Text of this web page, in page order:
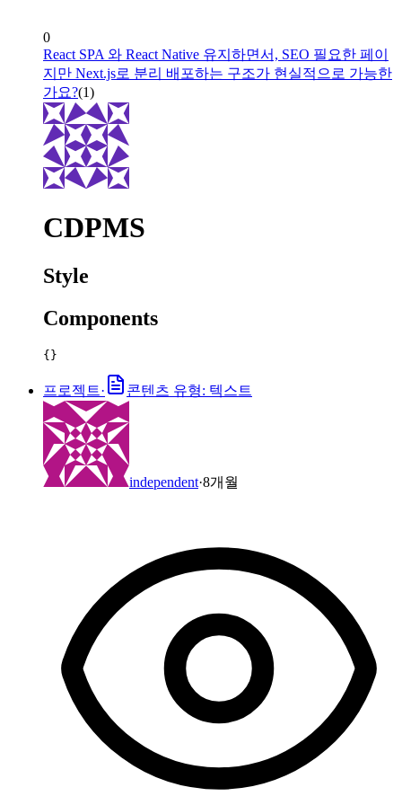
0
React SPA 와 React Native 유지하면서, SEO 필요한 페이
지만 Next.js로 분리 배포하는 구조가 현실적으로 가능한
가요?(1)
CDPMS
Style
Components
{}
프로젝트· 콘텐츠 유형: 텍스트
independent·8개월